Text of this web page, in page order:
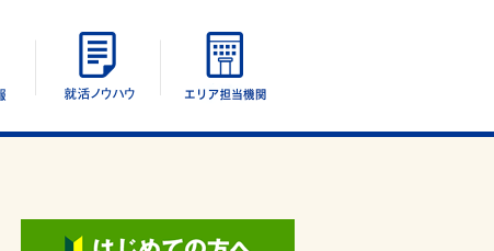
エリア別情報 UIターン就活ノウハウ